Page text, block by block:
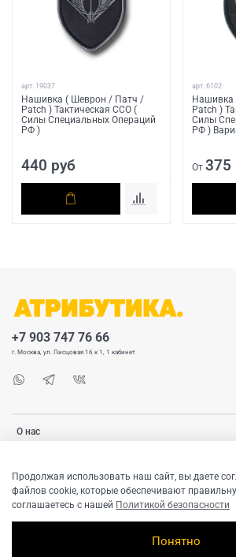
арт. 19037
Нашивка ( Шеврон / Патч /
Patch ) Тактическая ССО (
Силы Специальных Операций
РФ )
440 руб
арт. 6102
Нашивка
Patch )
Силы
РФ )
От 375
О нас
+7 903 747 76 66
г. Москва, ул. Писцовая 16 к 1, 1 кабинет
© 2020-2026 ATRIBUTICASTORE.RU Все права
Продолжая использовать наш сайт, вы даете
файлов cookie, которые обеспечивают
соглашаетесь с нашей Политикой безопасности
Понятно